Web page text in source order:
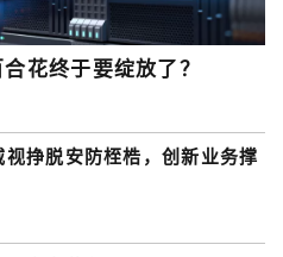
花终于要绽放了？
挣脱安防桎梏，创新业务撑